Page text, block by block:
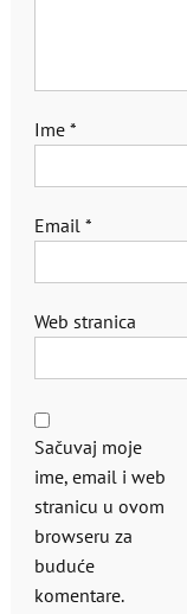
Ime *
Email *
Web stranica
Sačuvaj moje
ime, email i web
stranicu u ovom
browseru za
buduće
komentare.